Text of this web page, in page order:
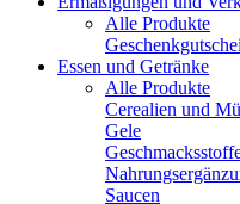
Alle Produkte
Essen und Getränke
Alle Produkte
Cerealien und
Gele
Saucen